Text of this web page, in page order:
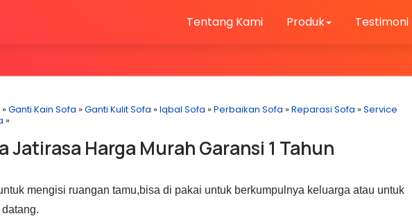
Tentang Kami Produk Testimoni
»Ganti Kain Sofa »Ganti Kulit Sofa »Iqbal Sofa »Perbaikan Sofa »Reparasi Sofa »Service
»
Jatirasa Harga Murah Garansi 1 Tahun
mengisi ruangan tamu,bisa di pakai untuk berkumpulnya keluarga atau untuk